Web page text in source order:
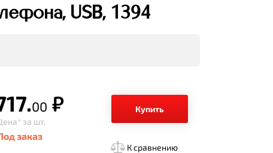
USB, 1394
00 р.
Купить
за шт.
заказ
К сравнению